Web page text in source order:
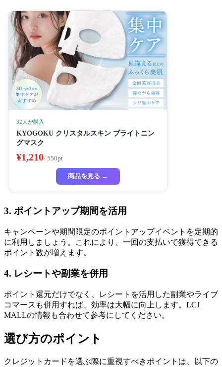
32人が購入
KYOGOKU クリスタルスキン ブライトニン
グマスク
¥1,210/ 550pt
商品を見る →
3. ポイントアップ期間を活用
キャンペーンや期間限定のポイントアップイベントを定期的
に利用しましょう。これにより、一回の支払いで獲得できる
ポイント数が増えます。
4. レシートや副業を併用
ポイント還元だけでなく、レシートを活用した副業やライブ
コマースも併用すれば、効率は大幅に向上します。LCJ
MALLの情報も合わせて参考にしてください。
選び方のポイント
クレジットカードを選ぶ際に重視すべきポイントは、以下の